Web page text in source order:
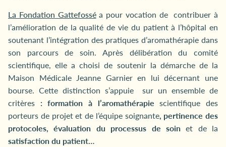
La Fondation Gattefosséa pour vocation de contribuer à
l’amélioration de la qualité de vie du patient à l’hôpital en
soutenant l’intégration des pratiques d’aromathérapie dans
son parcours de soin. Après délibération du comité
scientifique, elle a choisi de soutenir la démarche de la
Maison Médicale Jeanne Garnier en lui décernant une
bourse. Cette distinction s’appuie sur un ensemble de
critères : formation à l’aromathérapie scientifique des
porteurs de projet et de l’équipe soignante, pertinence des
protocoles, évaluation du processus de soinet de la
satisfaction du patient…